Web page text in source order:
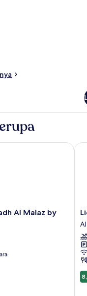
Al Malaz by
Al Malaz by IHG
Al